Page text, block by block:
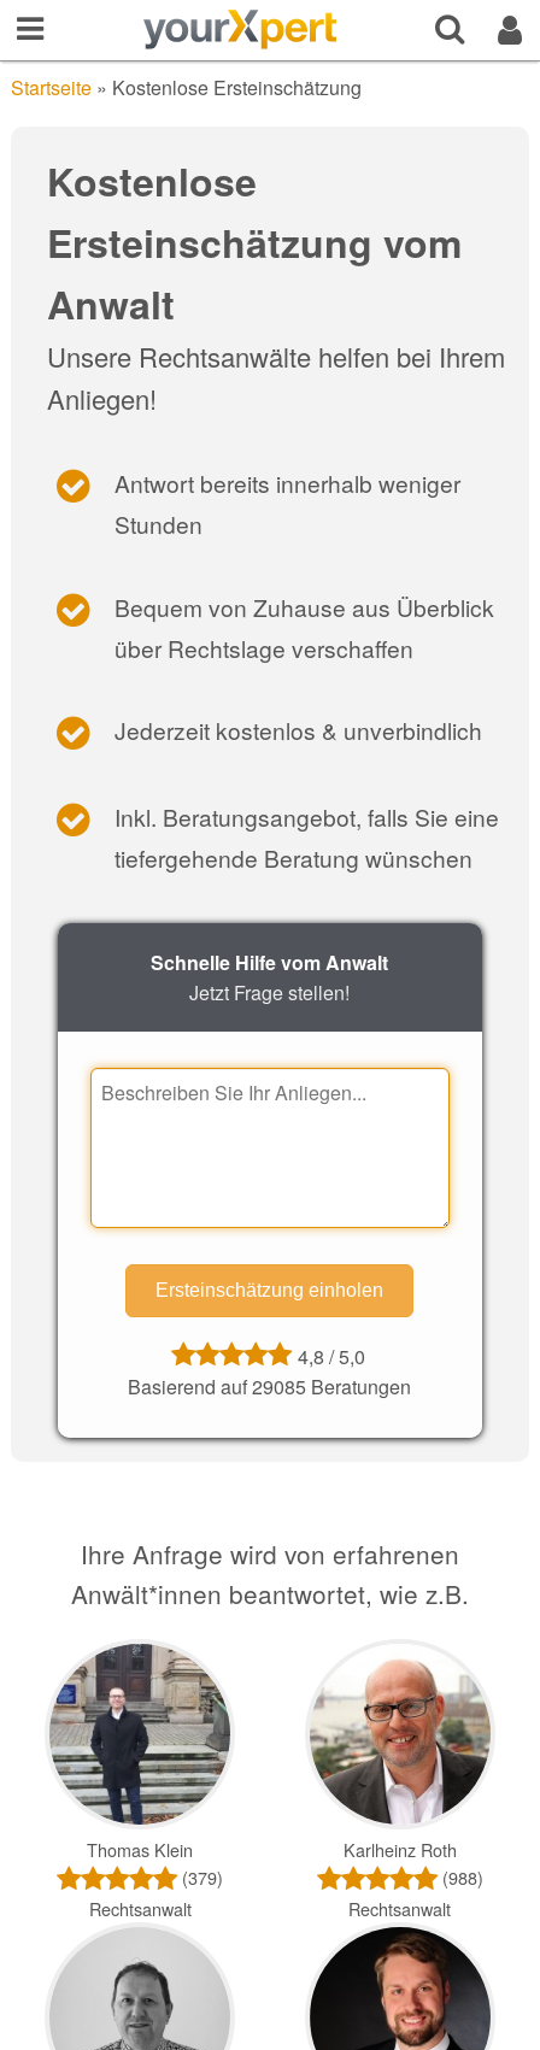
Startseite» Kostenlose Ersteinschätzung
Kostenlose
Ersteinschätzung vom
Anwalt
Unsere Rechtsanwälte helfen bei Ihrem
Anliegen!
Antwort bereits innerhalb weniger
Stunden
Bequem von Zuhause aus Überblick
über Rechtslage verschaffen
Jederzeit kostenlos & unverbindlich
Inkl. Beratungsangebot, falls Sie eine
tiefergehende Beratung wünschen
Schnelle Hilfe vom Anwalt
Jetzt Frage stellen!
4,8 /5,0
Basierend auf 29085 Beratungen
Ihre Anfrage wird von erfahrenen
Anwält*innen beantwortet, wie z.B.
Thomas Klein
(379)
Rechtsanwalt
Karlheinz Roth
(988)
Rechtsanwalt